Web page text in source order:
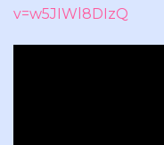
v=w5JIWl8DIzQ